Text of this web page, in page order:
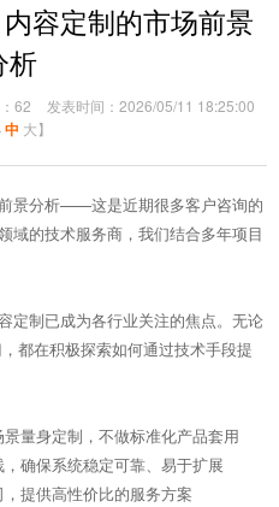
容定制的市场前景
析
62
发表时间：2026/05/11 18:25:00
中 大】
景分析——这是近期很多客户咨询的
域的技术服务商，我们结合多年项目
定制已成为各行业关注的焦点。无论
都在积极探索如何通过技术手段提
景量身定制，不做标准化产品套用
，确保系统稳定可靠、易于扩展
提供高性价比的服务方案